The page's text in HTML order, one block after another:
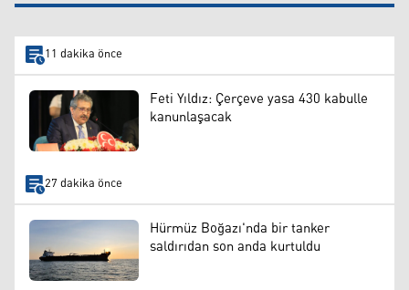
11 dakika önce
Feti Yıldız: Çerçeve yasa 430 kabulle
kanunlaşacak
27 dakika önce
Hürmüz Boğazı'nda bir tanker
saldırıdan son anda kurtuldu